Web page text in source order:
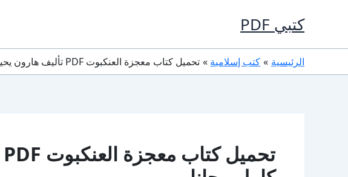
كتبي PDF
الرئيسية كتب إسلامية تحميل كتاب معجزة العنكبوت PDF تأليف هارون يحيى كامل مجانا